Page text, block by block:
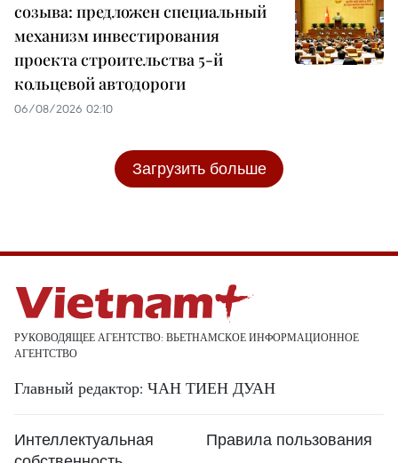
созыва: предложен специальный
механизм инвестирования
проекта строительства 5-й
кольцевой автодороги
06/08/2026 02:10
Загрузить больше
РУКОВОДЯЩЕЕ АГЕНТСТВО: ВЬЕТНАМСКОЕ ИНФОРМАЦИОННОЕ
АГЕНТСТВО
Главный редактор: ЧАН ТИЕН ДУАН
Интеллектуальная
Правила пользования